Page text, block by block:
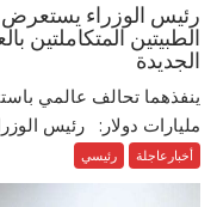
رئيس الوزراء
الطبيتين المتكاملتين
الجديدة
مليارات دولار: رئيس
أخبارعاجلة رئيسي